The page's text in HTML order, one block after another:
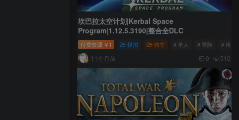
坎巴拉太空计划|Kerbal Space
Program|1.12.5.3190|整合全DLC
付费资源 ￥ 1 模拟 独立 # 单人 # 冒险 # 模拟
11个月前 0 510